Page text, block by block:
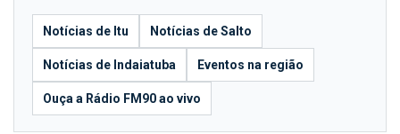
Notícias de Itu Notícias de Salto
Notícias de Indaiatuba Eventos na região
Ouça a Rádio FM90 ao vivo